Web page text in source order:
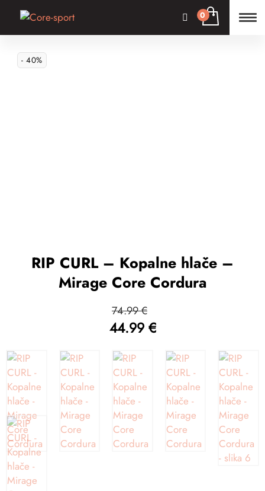
- 40%
RIP CURL – Kopalne hlače –
Mirage Core Cordura
74.99€
cena
je
bila:
74.99 €.
44.99 €
cena
je:
44.99 €.